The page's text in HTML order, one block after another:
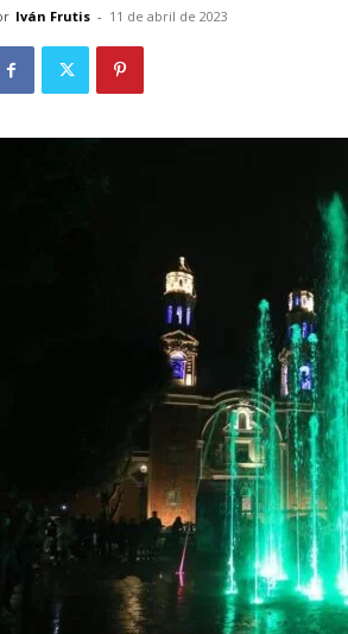
Iván Frutis - 11 de abril de 2023